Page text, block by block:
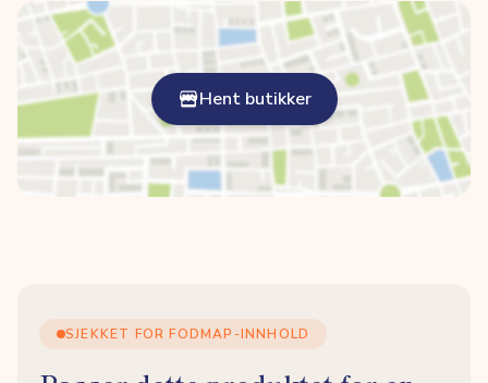
Hent butikker
SJEKKET FOR FODMAP-INNHOLD